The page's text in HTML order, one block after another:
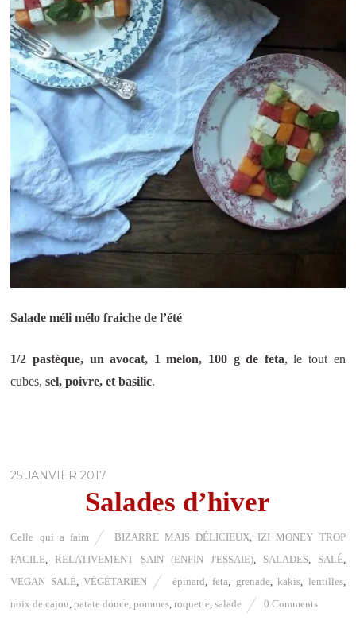
Salade méli mélo fraiche de l’été
1/2 pastèque, un avocat, 1 melon, 100 g de feta, le tout en
cubes,sel, poivre, et basilic.
25 JANVIER 2017
Salades d’hiver
Celle qui a faim BIZARRE MAIS DÉLICIEUX
IZI MONEY TROP
FACILE ,RELATIVEMENT SAIN (ENFIN J'ESSAIE), SALADES, SALÉ,
VEGAN SALÉ,VÉGÉTARIEN épinard feta grenade ,kakis lentilles,
noix de cajou ,patate douce ,pommes ,roquette ,salade 0 Comments